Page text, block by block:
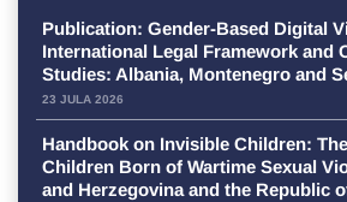
Publication: Gender-Based Digital
International Legal Framework and
Studies: Albania, Montenegro and
23 JULA 2026
Handbook on Invisible Children:
Children Born of Wartime Sexual
and Herzegovina and the Republic